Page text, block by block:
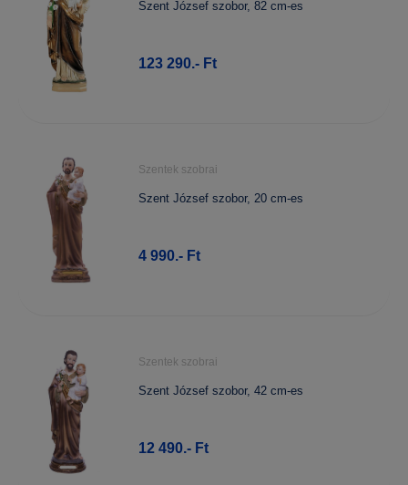
Szent József szobor, 82 cm-es
123 290.- Ft
Szentek szobrai
Szent József szobor, 20 cm-es
4 990.- Ft
Szentek szobrai
Szent József szobor, 42 cm-es
12 490.- Ft